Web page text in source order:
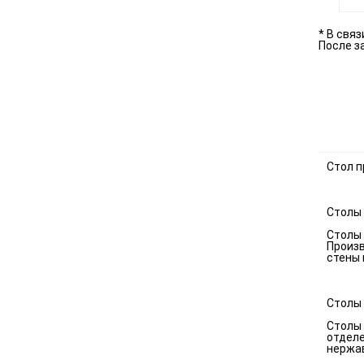
* В
После
Стол
Столы
Столы
стены
Столы
Столы